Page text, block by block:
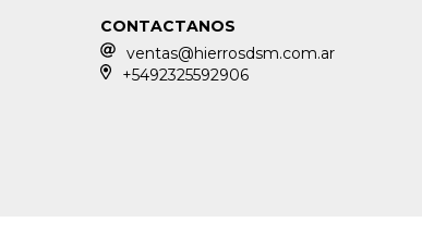
CONTACTANOS
ventas@hierrosdsm.com.ar
+5492325592906